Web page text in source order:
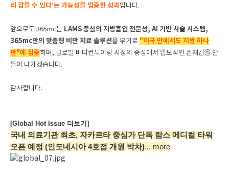
리 잡을 수 있다’는 가능성을 입증한 성과입니다.
앞으로도 365mc는 LAMS 중심의 지방흡입 전문성, AI 기반 시술 시스템,
365mc만의 맞춤형 비만 치료 솔루션을 무기로 "미국 안에서도 지방 하나
만"에 집중하며, 글로벌 바디컨투어링 시장의 중심에서 압도적인 존재감을 만
들어 나가겠습니다.
감사합니다.
[Global Hot Issue 더보기]
국내 의료기관 최초, 자카르타 중심가 단독 람스 메디컬 타워
오픈 예정 (인도네시아 4호점 개원 박차)... more